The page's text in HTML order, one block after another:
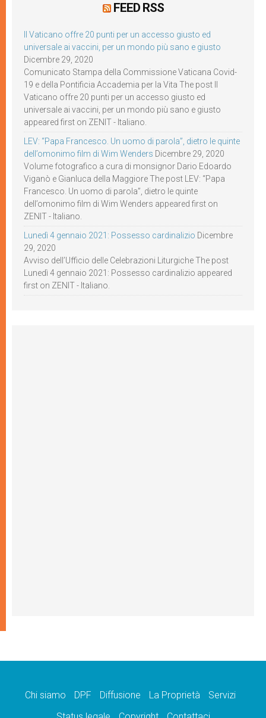
FEED RSS
Il Vaticano offre 20 punti per un accesso giusto ed
universale ai vaccini, per un mondo più sano e giusto
Dicembre 29, 2020
Comunicato Stampa della Commissione Vaticana Covid-
19 e della Pontificia Accademia per la Vita The post Il
Vaticano offre 20 punti per un accesso giusto ed
universale ai vaccini, per un mondo più sano e giusto
appeared first on ZENIT - Italiano.
LEV: “Papa Francesco. Un uomo di parola”, dietro le quinte
dell’omonimo film di Wim Wenders Dicembre 29, 2020
Volume fotografico a cura di monsignor Dario Edoardo
Viganò e Gianluca della Maggiore The post LEV: “Papa
Francesco. Un uomo di parola”, dietro le quinte
dell’omonimo film di Wim Wenders appeared first on
ZENIT - Italiano.
Lunedì 4 gennaio 2021: Possesso cardinalizio Dicembre
29, 2020
Avviso dell’Ufficio delle Celebrazioni Liturgiche The post
Lunedì 4 gennaio 2021: Possesso cardinalizio appeared
first on ZENIT - Italiano.
Chi siamo DPF Diffusione La Proprietà
Servizi